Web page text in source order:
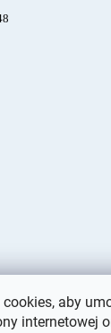
aby
internetowej